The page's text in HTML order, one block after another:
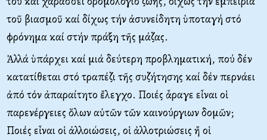
τοῦ βιασμοῦ καί δίχως τήν ἀσυνείδητη ὑποταγή στό
φρόνημα καί στήν πράξη τῆς μάζας.
Ἀλλά ὑπάρχει καί μιά δεύτερη προβληματική, πού δέν
κατατίθεται στό τραπέζι τῆς συζήτησης καί δέν περνάει
ἀπό τόν ἀπαραίτητο ἔλεγχο. Ποιές ἆραγε εἶναι οἱ
παρενέργειες ὅλων αὐτῶν τῶν καινούργιων δομῶν;
Ποιές εἶναι οἱ ἀλλοιώσεις, οἱ ἀλλοτριώσεις ἤ οἱ